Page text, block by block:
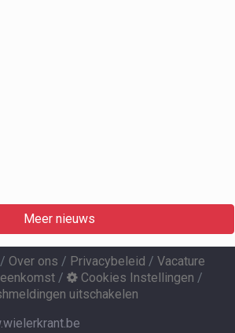
Meer nieuws
/ Over ons / Privacybeleid / Vacature
/ Cookies Instellingen /
uitschakelen